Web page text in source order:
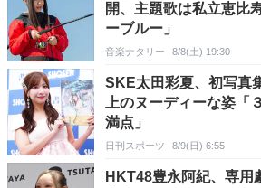
開、主題歌は私立恵比
ーブルー」
音楽ナタリー 8/8(土) 19:30
SKE太田彩夏、初写真
上のヌーディーな姿「
満点」
日刊スポーツ 8/9(日) 6:55
HKT48豊永阿紀、専用